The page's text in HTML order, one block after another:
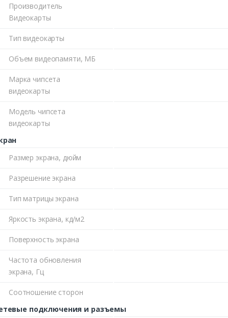
Производитель
Видеокарты
Тип видеокарты
Объем видеопамяти, МБ
Марка чипсета
видеокарты
Модель чипсета
видеокарты
Размер экрана, дюйм
Разрешение экрана
Тип матрицы экрана
Яркость экрана, кд/м2
Поверхность экрана
Частота обновления
экрана, Гц
Соотношение сторон
подключения и разъемы